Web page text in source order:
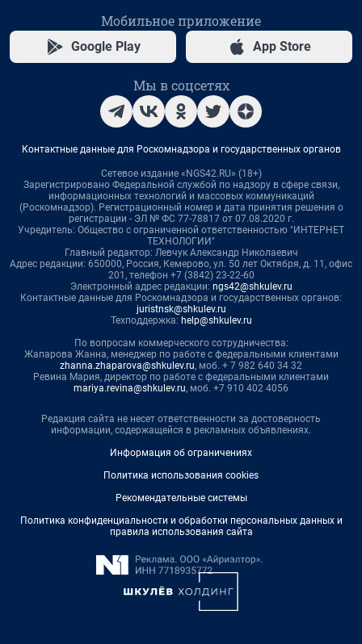
Мобильное приложение
Google Play App Store
Мы в соцсетях
Контактные данные для Роскомнадзора и государственных органов
Сетевое издание «NGS42.RU» (18+)
Зарегистрировано Федеральной службой по надзору в сфере связи,
информационных технологий и массовых коммуникаций
(Роскомнадзор). Регистрационный номер и дата принятия решения о
регистрации - ЭЛ № ФС 77-78817 от 07.08.2020 г.
Учредитель: Общество с ограниченной ответственностью "ИНТЕРНЕТ
ТЕХНОЛОГИИ"
Главный редактор: Левчук Александр Николаевич
Адрес редакции: 650000, Россия, Кемерово, ул. 50 лет Октября, д. 11, офис
201, телефон +7 (3842) 23-22-60
Электронный адрес редакции: ngs42@shkulev.ru
Контактные данные для Роскомнадзора и государственных органов:
juristnsk@shkulev.ru
Техподдержка: help@shkulev.ru
По вопросам коммерческого сотрудничества:
Жапарова Жанна, менеджер по работе с федеральными клиентами
zhanna.zhaparova@shkulev.ru, моб. + 7 982 640 34 32
Ревина Мария, директор по работе с федеральными клиентами
mariya.revina@shkulev.ru, моб. +7 910 402 4056
Редакция сайта не несет ответственности за достоверность
информации, содержащейся в рекламных объявлениях.
Информация об ограничениях
Политика использования cookies
Рекомендательные системы
Политика конфиденциальности и обработки персональных данных и
правила использования сайта